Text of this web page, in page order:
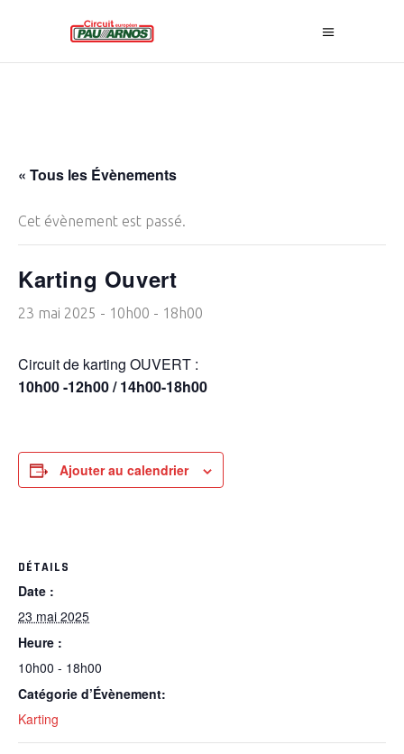
« Tous les Évènements
Cet évènement est passé.
Karting Ouvert
23 mai 2025 - 10h00 - 18h00
Circuit de karting OUVERT :
10h00 -12h00 / 14h00-18h00
Ajouter au calendrier
DÉTAILS
Date :
23 mai 2025
Heure :
10h00 - 18h00
Catégorie d’Évènement:
Karting